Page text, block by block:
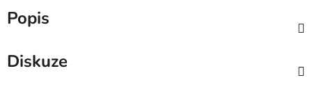
Popis
Diskuze